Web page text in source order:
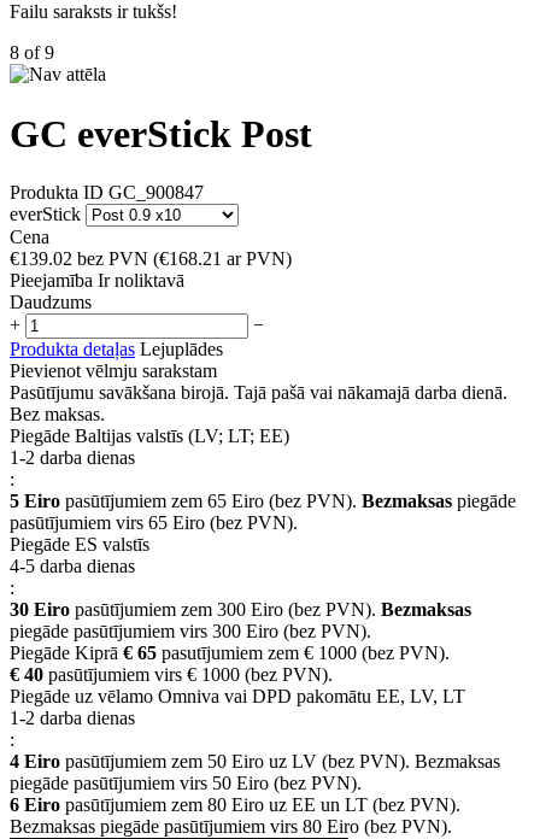
Failu saraksts ir tukšs!
8 of 9
GC everStick Post
Produkta ID GC_900847
everStick
Cena
€139.02 bez PVN (€168.21 ar PVN)
Pieejamība Ir noliktavā
Daudzums
+
−
Produkta detaļas Lejuplādes
Pievienot vēlmju sarakstam
Pasūtījumu savākšana birojā. Tajā pašā vai nākamajā darba dienā.
Bez maksas.
Piegāde Baltijas valstīs (LV; LT; EE)
1-2 darba dienas
:
5 Eiro pasūtījumiem zem 65 Eiro (bez PVN). Bezmaksas piegāde
pasūtījumiem virs 65 Eiro (bez PVN).
Piegāde ES valstīs
4-5 darba dienas
:
30 Eiro pasūtījumiem zem 300 Eiro (bez PVN). Bezmaksas
piegāde pasūtījumiem virs 300 Eiro (bez PVN).
Piegāde Kiprā € 65 pasutījumiem zem € 1000 (bez PVN).
€ 40 pasūtījumiem virs € 1000 (bez PVN).
Piegāde uz vēlamo Omniva vai DPD pakomātu EE, LV, LT
1-2 darba dienas
:
4 Eiro pasūtījumiem zem 50 Eiro uz LV (bez PVN). Bezmaksas
piegāde pasūtījumiem virs 50 Eiro (bez PVN).
6 Eiro pasūtījumiem zem 80 Eiro uz EE un LT (bez PVN).
Bezmaksas piegāde pasūtījumiem virs 80 Eiro (bez PVN).